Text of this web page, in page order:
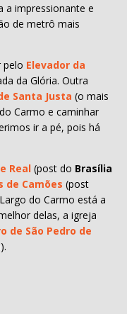
a impressionante e
de metrô mais
pelo Elevador da
da Glória. Outra
Santa Justa (o mais
Carmo e caminhar
ir a pé, pois há
Real (post do Brasília
de Camões (post
do Carmo está a
delas, a igreja
de São Pedro de
).